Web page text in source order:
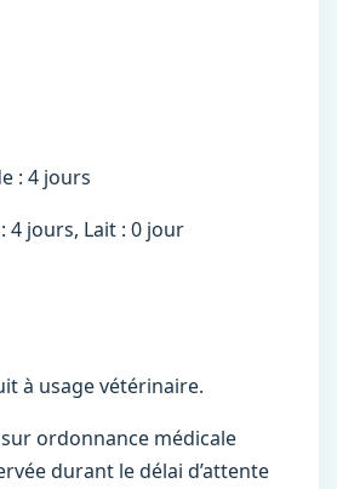
: 4 jours
4 jours, Lait : 0 jour
à usage vétérinaire.
ordonnance médicale
durant le délai d’attente